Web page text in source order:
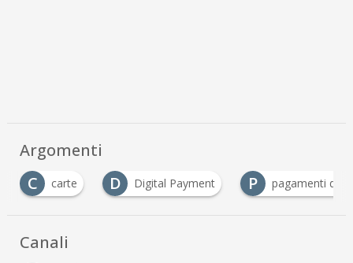
Argomenti
C
carte D Digital Payment P pagamenti
Canali